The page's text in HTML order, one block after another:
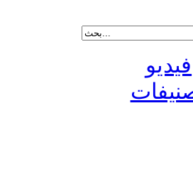
فيديو